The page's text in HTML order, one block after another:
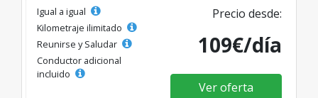
Igual a igual
Kilometraje ilimitado
Reunirse y Saludar
Conductor adicional
incluido
Precio desde:
109€/día
Ver oferta